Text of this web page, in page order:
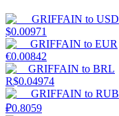
GRIFFAIN to USD
$0.00971
GRIFFAIN to EUR
€0.00842
GRIFFAIN to BRL
R$0.04974
GRIFFAIN to RUB
₽0.8059